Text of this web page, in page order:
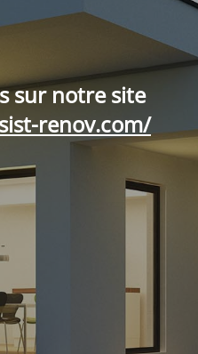
sur notre site
renov.com/